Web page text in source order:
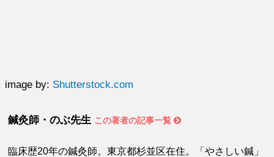
image by: Shutterstock.com
鍼灸師・のぶ先生 この著者の記事一覧
臨床歴20年の鍼灸師。東京都杉並区在住。「やさしい鍼」